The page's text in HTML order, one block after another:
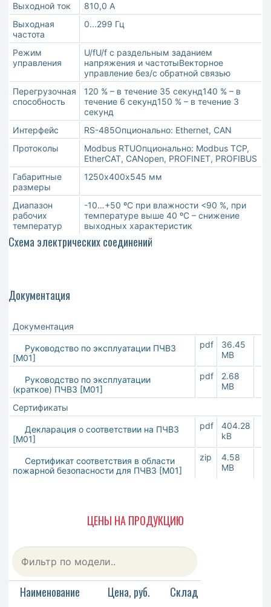
Выходной ток
810,0 А
Выходная
частота
0...299 Гц
Режим
управления
U/fU/f с раздельным заданием
напряжения и частотыВекторное
управление без/с обратной связью
Перегрузочная
способность
120 % – в течение 35 секунд140 % – в
течение 6 секунд150 % – в течение 3
секунд
Интерфейс
RS-485Опционально: Ethernet, CAN
Протоколы
Modbus RTUОпционально: Modbus TCP,
EtherCAT, CANopen, PROFINET, PROFIBUS
Габаритные
размеры
1250х400х545 мм
Диапазон
рабочих
температур
-10…+50 ºС при влажности <90 %, при
температуре выше 40 ºС – снижение
выходных характеристик
Схема электрических соединений
Документация
Документация
Руководство по эксплуатации ПЧВ3
[М01]
pdf
36.45
MB
Руководство по эксплуатации
(краткое) ПЧВ3 [М01]
pdf
2.68
MB
Сертификаты
Декларация о соответствии на ПЧВ3
[М01]
pdf
404.28
kB
Сертификат соответствия в области
пожарной безопасности для ПЧВ3 [М01]
zip
4.58
MB
ЦЕНЫ НА ПРОДУКЦИЮ
Наименование Цена, руб. Склад